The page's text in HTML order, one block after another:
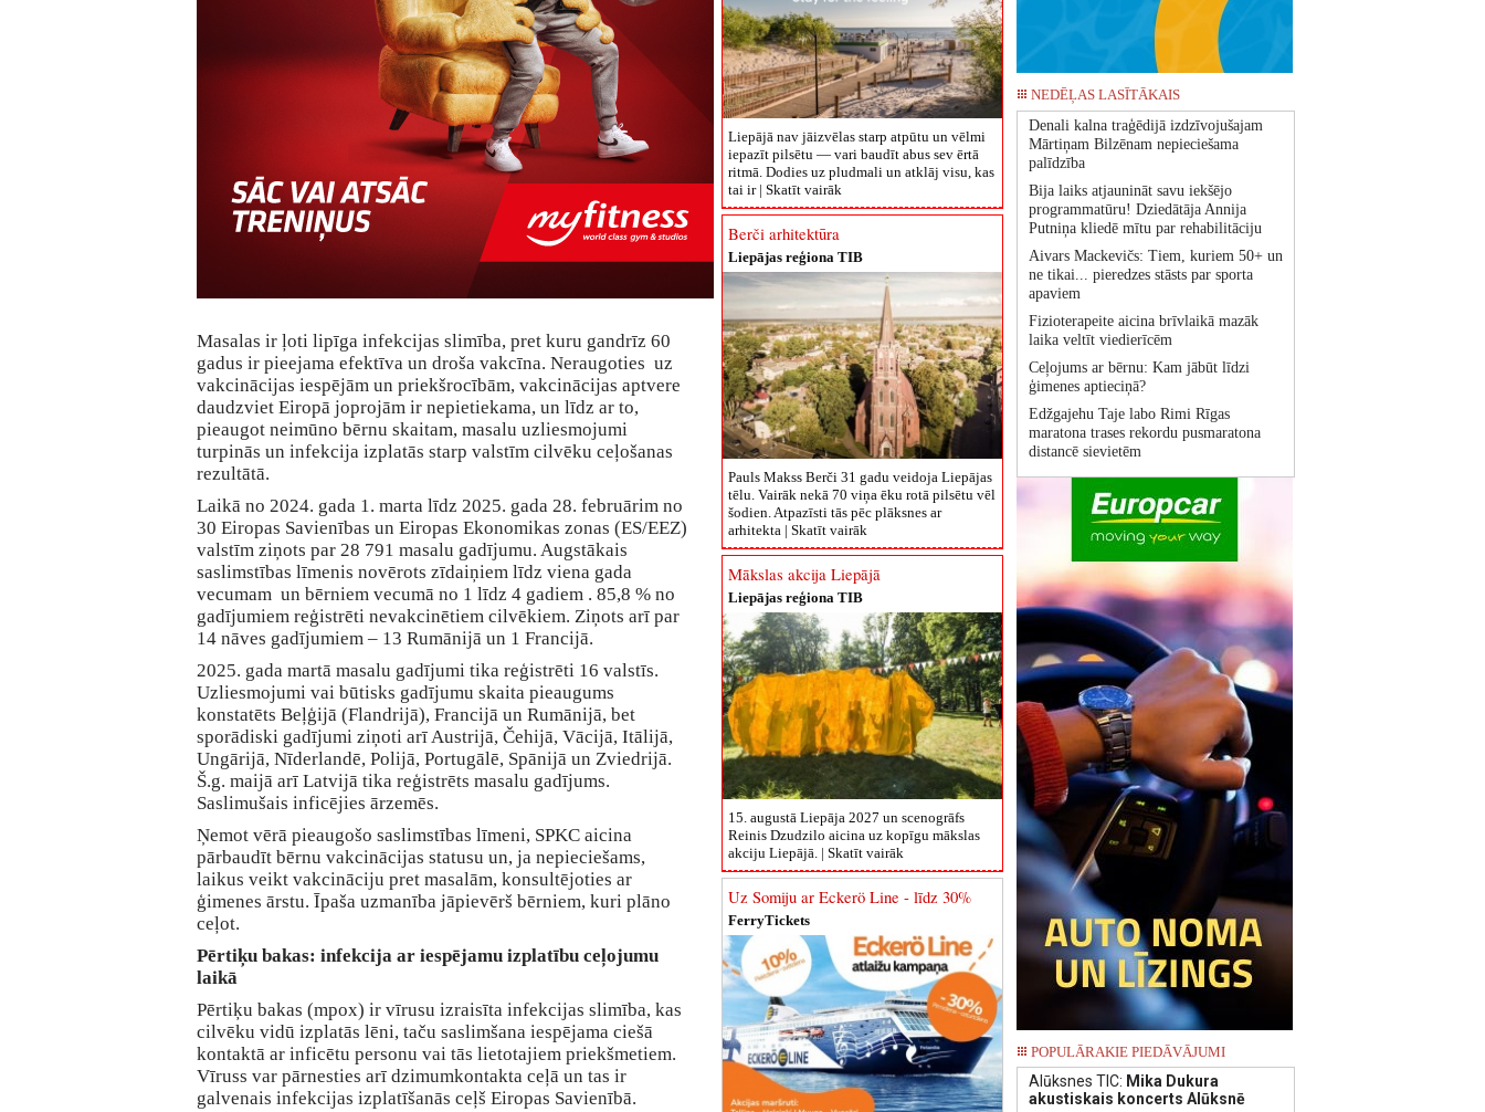
Masalas ir ļoti lipīga infekcijas slimība, pret kuru gandrīz 60
gadus ir pieejama efektīva un droša vakcīna. Neraugoties uz
vakcinācijas iespējām un priekšrocībām, vakcinācijas aptvere
daudzviet Eiropā joprojām ir nepietiekama, un līdz ar to,
pieaugot neimūno bērnu skaitam, masalu uzliesmojumi
turpinās un infekcija izplatās starp valstīm cilvēku ceļošanas
rezultātā.
Laikā no 2024. gada 1. marta līdz 2025. gada 28. februārim no
30 Eiropas Savienības un Eiropas Ekonomikas zonas (ES/EEZ)
valstīm ziņots par 28 791 masalu gadījumu. Augstākais
saslimstības līmenis novērots zīdaiņiem līdz viena gada
vecumam un bērniem vecumā no 1 līdz 4 gadiem . 85,8 % no
gadījumiem reģistrēti nevakcinētiem cilvēkiem. Ziņots arī par
14 nāves gadījumiem – 13 Rumānijā un 1 Francijā.
2025. gada martā masalu gadījumi tika reģistrēti 16 valstīs.
Uzliesmojumi vai būtisks gadījumu skaita pieaugums
konstatēts Beļģijā (Flandrijā), Francijā un Rumānijā, bet
sporādiski gadījumi ziņoti arī Austrijā, Čehijā, Vācijā, Itālijā,
Ungārijā, Nīderlandē, Polijā, Portugālē, Spānijā un Zviedrijā.
Š.g. maijā arī Latvijā tika reģistrēts masalu gadījums.
Saslimušais inficējies ārzemēs.
Ņemot vērā pieaugošo saslimstības līmeni, SPKC aicina
pārbaudīt bērnu vakcinācijas statusu un, ja nepieciešams,
laikus veikt vakcināciju pret masalām, konsultējoties ar
ģimenes ārstu. Īpaša uzmanība jāpievērš bērniem, kuri plāno
ceļot.
Pērtiķu bakas: infekcija ar iespējamu izplatību ceļojumu
laikā
Pērtiķu bakas (mpox) ir vīrusu izraisīta infekcijas slimība, kas
cilvēku vidū izplatās lēni, taču saslimšana iespējama ciešā
kontaktā ar inficētu personu vai tās lietotajiem priekšmetiem.
Vīruss var pārnesties arī dzimumkontakta ceļā un tas ir
galvenais infekcijas izplatīšanās ceļš Eiropas Savienībā.
Liepājā nav jāizvēlas starp atpūtu un vēlmi
iepazīt pilsētu — vari baudīt abus sev ērtā
ritmā. Dodies uz pludmali un atklāj visu, kas
tai ir | Skatīt vairāk
Berči arhitektūra
Liepājas reģiona TIB
Pauls Makss Berči 31 gadu veidoja Liepājas
tēlu. Vairāk nekā 70 viņa ēku rotā pilsētu vēl
šodien. Atpazīsti tās pēc plāksnes ar
arhitekta | Skatīt vairāk
Mākslas akcija Liepājā
Liepājas reģiona TIB
15. augustā Liepāja 2027 un scenogrāfs
Reinis Dzudzilo aicina uz kopīgu mākslas
akciju Liepājā. | Skatīt vairāk
Uz Somiju ar Eckerö Line - līdz 30%
FerryTickets
NEDĒĻAS LASĪTĀKAIS
Denali kalna traģēdijā izdzīvojušajam
Mārtiņam Bilzēnam nepieciešama
palīdzība
Bija laiks atjaunināt savu iekšējo
programmatūru! Dziedātāja Annija
Putniņa kliedē mītu par rehabilitāciju
Aivars Mackevičs: Tiem, kuriem 50+ un
ne tikai... pieredzes stāsts par sporta
apaviem
Fizioterapeite aicina brīvlaikā mazāk
laika veltīt viedierīcēm
Ceļojums ar bērnu: Kam jābūt līdzi
ģimenes aptieciņā?
Edžgajehu Taje labo Rimi Rīgas
maratona trases rekordu pusmaratona
distancē sievietēm
POPULĀRAKIE PIEDĀVĀJUMI
Alūksnes TIC: Mika Dukura
akustiskais koncerts Alūksnē